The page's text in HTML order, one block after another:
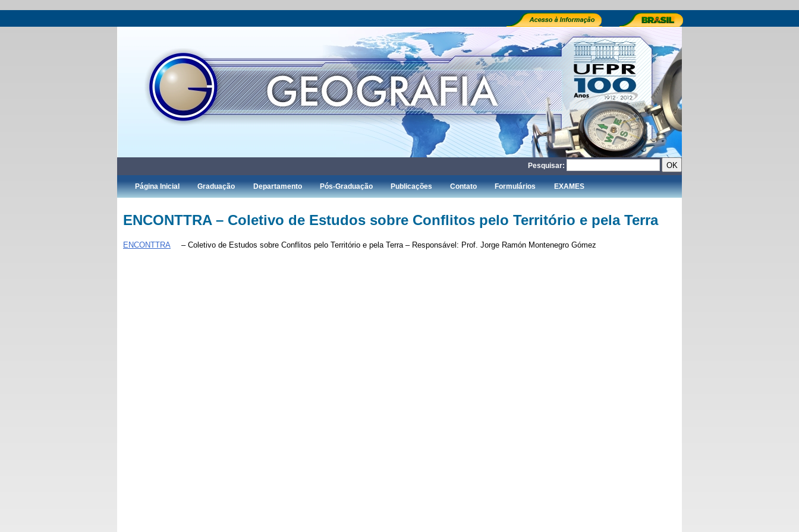
Pesquisar:
Página Inicial Graduação Departamento Pós-Graduação Publicações Contato Formulários EXAMES
ENCONTTRA – Coletivo de Estudos sobre Conflitos pelo Território e pela Terra
ENCONTTRA – Coletivo de Estudos sobre Conflitos pelo Território e pela Terra – Responsável: Prof. Jorge Ramón Montenegro Gómez